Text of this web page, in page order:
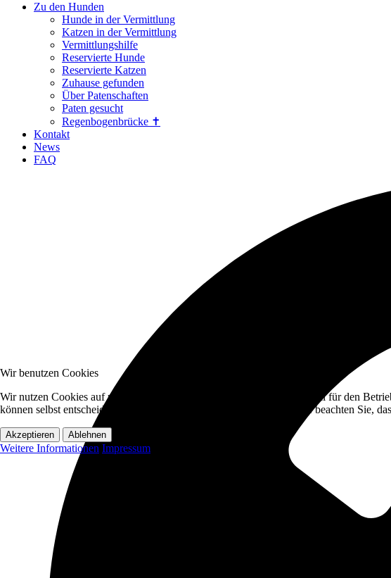
Zu den Hunden
Hunde in der Vermittlung
Katzen in der Vermittlung
Vermittlungshilfe
Reservierte Hunde
Reservierte Katzen
Zuhause gefunden
Über Patenschaften
Paten gesucht
Regenbogenbrücke ✝
Kontakt
News
FAQ
Wir benutzen Cookies
Wir nutzen Cookies auf unserer Website. Einige von ihnen sind essenziell für den
können selbst entscheiden, ob Sie die Cookies zulassen möchten. Bitte beachten Sie,
Akzeptieren Ablehnen
Weitere Informationen Impressum